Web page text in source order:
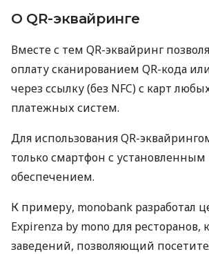
О QR-эквайринге
Вместе с тем QR-эквайринг
оплату сканированием QR-кода
через ссылку (без NFC) с карт
платежных систем.
Для использования QR-
только смартфон с
обеспечением.
К примеру, monobank разработал
Expirenza by mono для ресторанов,
заведений, позволяющий